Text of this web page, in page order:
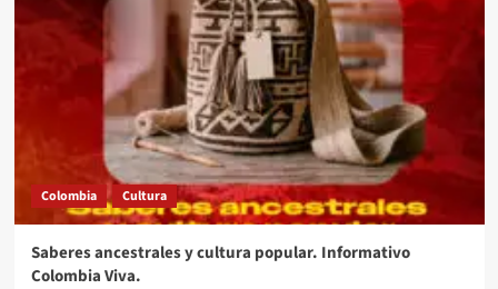
Colombia Cultura
Saberes ancestrales y cultura popular. Informativo
Colombia Viva.